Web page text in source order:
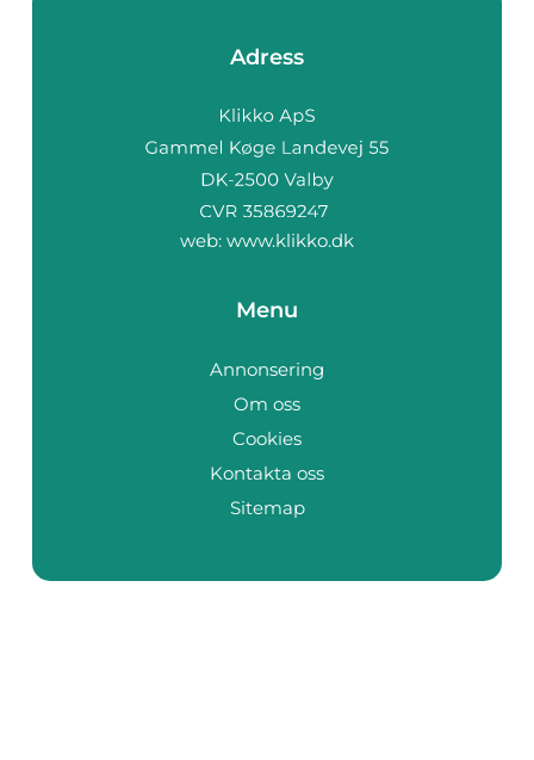
Adress
web: www.klikko.dk
Menu
Annonsering
Om oss
Cookies
Kontakta oss
Sitemap